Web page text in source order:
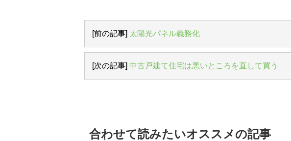
[前の記事] 太陽光パネル義務化
[次の記事] 中古戸建て住宅は悪いところを直して買う
合わせて読みたいオススメの記事